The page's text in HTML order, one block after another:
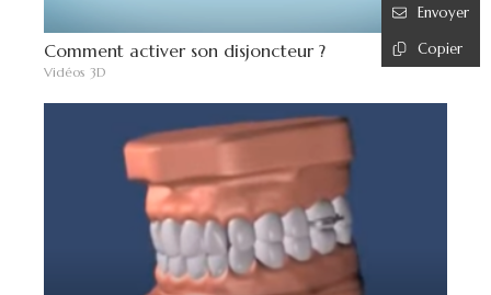
Comment activer son disjoncteur ?
Vidéos 3D
Envoyer
Copier